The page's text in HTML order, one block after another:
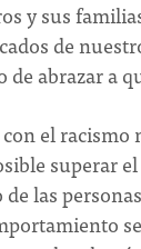
y sus
de
de abrazar a
el
superar
las